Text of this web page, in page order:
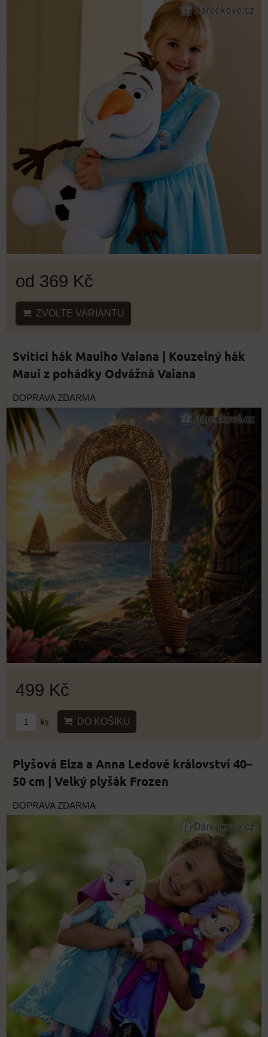
od 369 Kč
ZVOLTE VARIANTU
Svítící hák Mauiho Vaiana | Kouzelný hák
Maui z pohádky Odvážná Vaiana
DOPRAVA ZDARMA
499 Kč
ks DO KOŠÍKU
Plyšová Elza a Anna Ledové království 40–
50 cm | Velký plyšák Frozen
DOPRAVA ZDARMA